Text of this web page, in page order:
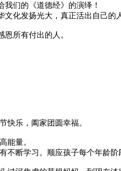
《道德经》的演绎！
化发扬光大，真正活出自己的
所有付出的人。
快乐，阖家团圆幸福。
能量。
不断学习。顺应孩子每个年龄